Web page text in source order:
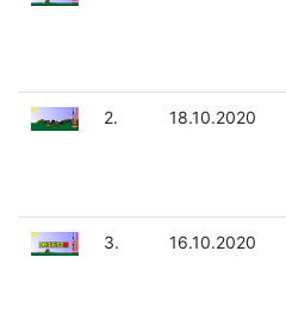
2. 18.10.2020
3. 16.10.2020